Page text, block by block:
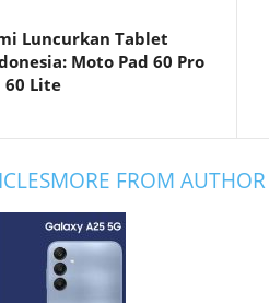
Luncurkan Tablet
Moto Pad 60 Pro
60 Lite
MORE FROM AUTHOR